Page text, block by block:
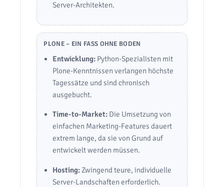
Server-Architekten.
PLONE – EIN FASS OHNE BODEN
Entwicklung: Python-Spezialisten mit
Plone-Kenntnissen verlangen höchste
Tagessätze und sind chronisch
ausgebucht.
Time-to-Market: Die Umsetzung von
einfachen Marketing-Features dauert
extrem lange, da sie von Grund auf
entwickelt werden müssen.
Hosting: Zwingend teure, individuelle
Server-Landschaften erforderlich.